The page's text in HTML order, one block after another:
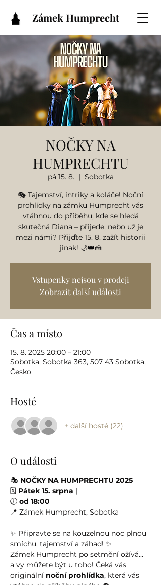
Zámek Humprecht
NOČKY NA
HUMPRECHTU
pá 15. 8.
  |
Sobotka
🎭 Tajemství, intriky a koláče! Noční
prohlídky na zámku Humprecht vás
vtáhnou do příběhu, kde se hledá
skutečná Diana – přijede, nebo už je
mezi námi? Přijďte 15. 8. zažít historii
jinak! 🌙👑🍰
Vstupenky nejsou v prodeji
Zobrazit další události
Čas a místo
15. 8. 2025 20:00 – 21:00
Sobotka, Sobotka 363, 507 43 Sobotka,
Česko
Hosté
+ další hosté (22)
O události
🎭 NOČKY NA HUMPRECHTU 2025
🗓 Pátek 15. srpna |
🕕 od 18:00
📍 Zámek Humprecht, Sobotka
✨ Připravte se na kouzelnou noc plnou
smíchu, tajemství a záhad! ✨
Zámek Humprecht po setmění ožívá...
a vy můžete být u toho! Čeká vás
originální noční prohlídka, která vás